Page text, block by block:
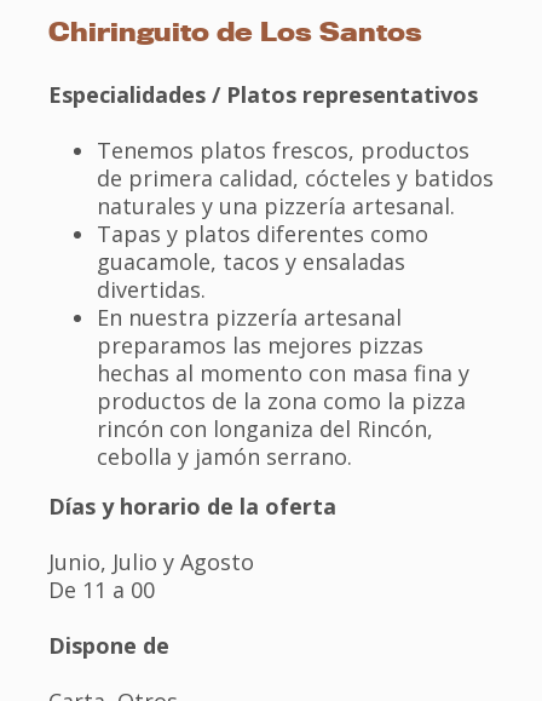
Chiringuito de Los Santos
Especialidades / Platos representativos
Tenemos platos frescos, productos
de primera calidad, cócteles y batidos
naturales y una pizzería artesanal.
Tapas y platos diferentes como
guacamole, tacos y ensaladas
divertidas.
En nuestra pizzería artesanal
preparamos las mejores pizzas
hechas al momento con masa fina y
productos de la zona como la pizza
rincón con longaniza del Rincón,
cebolla y jamón serrano.
Días y horario de la oferta
Junio, Julio y Agosto
De 11 a 00
Dispone de